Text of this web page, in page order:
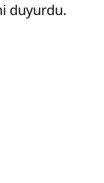
duyurdu.